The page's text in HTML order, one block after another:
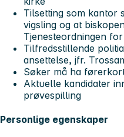
Tilsetting som kantor
vigsling og at
Tjenesteordningen
Tilfredsstillende
ansettelse, jfr.
Søker må ha
Aktuelle kandidater
prøvespilling
Personlige egenskaper